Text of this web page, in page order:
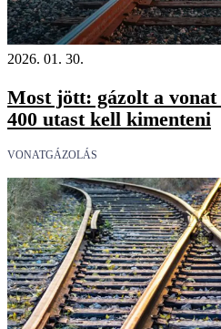
2026. 01. 30.
Most jött: gázolt a vonat
400 utast kell kimenteni
VONATGÁZOLÁS